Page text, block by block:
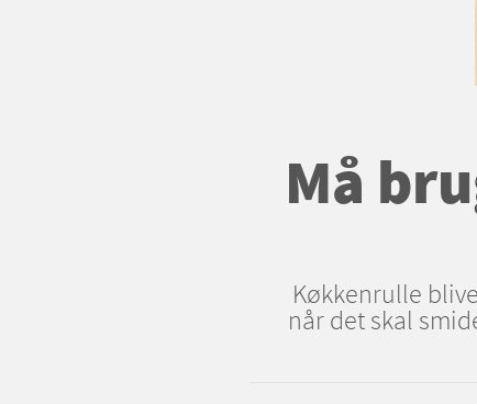
Må
Køkkenrulle
når det skal